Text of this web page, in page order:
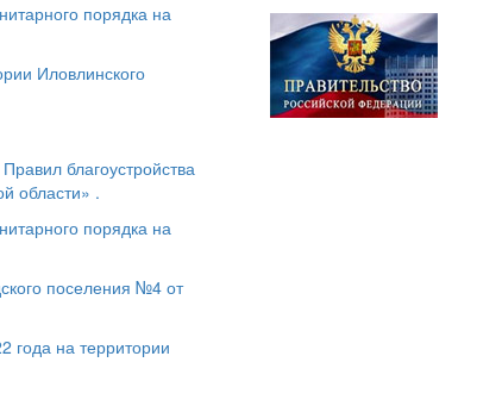
порядка на
Иловлинского
благоустройства
области» .
порядка на
поселения №4 от
года на территории